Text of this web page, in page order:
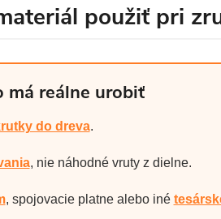
použiť pri
má reálne urobiť
do dreva.
, nie náhodné vruty z dielne.
, spojovacie platne alebo iné